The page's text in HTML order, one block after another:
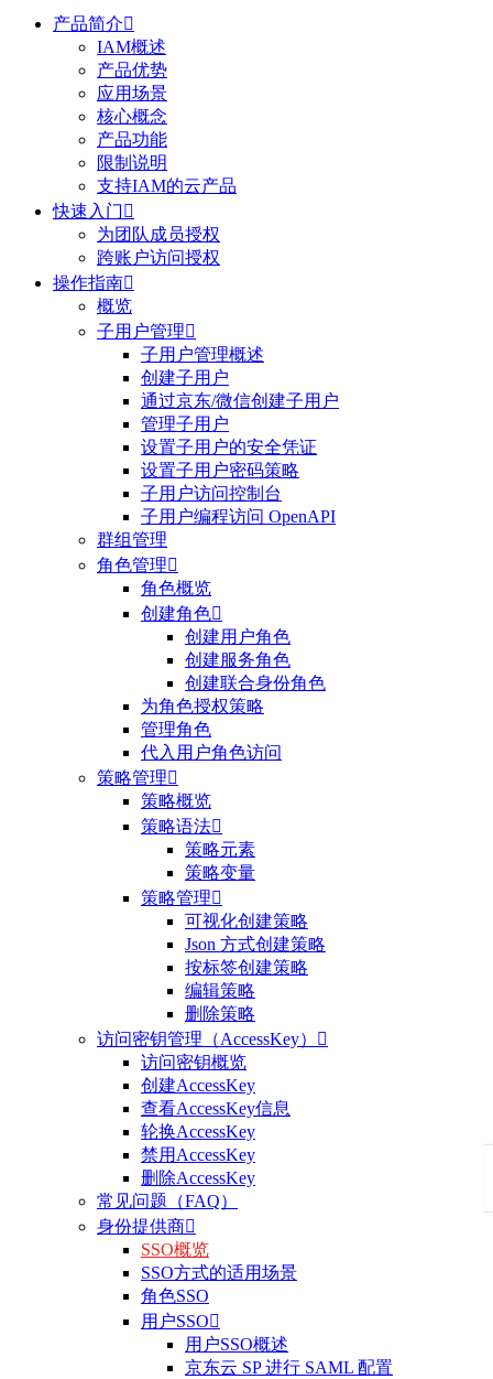
产品简介
IAM概述
产品优势
应用场景
核心概念
产品功能
限制说明
支持IAM的云产品
快速入门 
为团队成员授权
跨账户访问授权
操作指南
概览
子用户管理
子用户管理概述
创建子用户
通过京东/微信创建子用户
管理子用户
设置子用户的安全凭证
设置子用户密码策略
子用户访问控制台
子用户编程访问 OpenAPI
群组管理
角色管理
角色概览
创建角色
创建用户角色
创建服务角色
创建联合身份角色
为角色授权策略
管理角色
代入用户角色访问
策略管理
策略概览
策略语法
策略元素
策略变量
策略管理
可视化创建策略
Json 方式创建策略
按标签创建策略
编辑策略
删除策略
访问密钥管理（AccessKey）

访问密钥概览
创建AccessKey
查看AccessKey信息
轮换AccessKey
禁用AccessKey
删除AccessKey
常见问题（FAQ）
身份提供商
SSO概览
SSO方式的适用场景
角色SSO
用户SSO
用户SSO概述
京东云 SP 进行 SAML 配置